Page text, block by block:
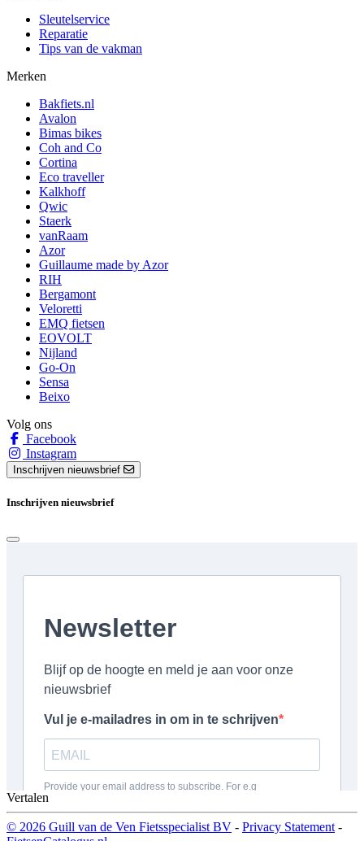
Sleutelservice
Reparatie
Tips van de vakman
Merken
Bakfiets.nl
Avalon
Bimas bikes
Coh and Co
Cortina
Eco traveller
Kalkhoff
Qwic
Staerk
vanRaam
Azor
Guillaume made by Azor
RIH
Bergamont
Veloretti
EMQ fietsen
EOVOLT
Nijland
Go-On
Sensa
Beixo
Volg ons
Facebook
Instagram
Inschrijven nieuwsbrief
Inschrijven nieuwsbrief
Vertalen
© 2026 Guill van de Ven Fietsspecialist BV - Privacy Statement -